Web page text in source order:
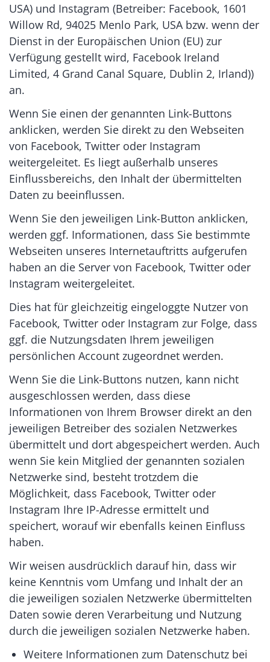
USA) und Instagram (Betreiber: Facebook, 1601
Willow Rd, 94025 Menlo Park, USA bzw. wenn der
Dienst in der Europäischen Union (EU) zur
Verfügung gestellt wird, Facebook Ireland
Limited, 4 Grand Canal Square, Dublin 2, Irland))
an.
Wenn Sie einen der genannten Link-Buttons
anklicken, werden Sie direkt zu den Webseiten
von Facebook, Twitter oder Instagram
weitergeleitet. Es liegt außerhalb unseres
Einflussbereichs, den Inhalt der übermittelten
Daten zu beeinflussen.
Wenn Sie den jeweiligen Link-Button anklicken,
werden ggf. Informationen, dass Sie bestimmte
Webseiten unseres Internetauftritts aufgerufen
haben an die Server von Facebook, Twitter oder
Instagram weitergeleitet.
Dies hat für gleichzeitig eingeloggte Nutzer von
Facebook, Twitter oder Instagram zur Folge, dass
ggf. die Nutzungsdaten Ihrem jeweiligen
persönlichen Account zugeordnet werden.
Wenn Sie die Link-Buttons nutzen, kann nicht
ausgeschlossen werden, dass diese
Informationen von Ihrem Browser direkt an den
jeweiligen Betreiber des sozialen Netzwerkes
übermittelt und dort abgespeichert werden. Auch
wenn Sie kein Mitglied der genannten sozialen
Netzwerke sind, besteht trotzdem die
Möglichkeit, dass Facebook, Twitter oder
Instagram Ihre IP-Adresse ermittelt und
speichert, worauf wir ebenfalls keinen Einfluss
haben.
Wir weisen ausdrücklich darauf hin, dass wir
keine Kenntnis vom Umfang und Inhalt der an
die jeweiligen sozialen Netzwerke übermittelten
Daten sowie deren Verarbeitung und Nutzung
durch die jeweiligen sozialen Netzwerke haben.
Weitere Informationen zum Datenschutz bei